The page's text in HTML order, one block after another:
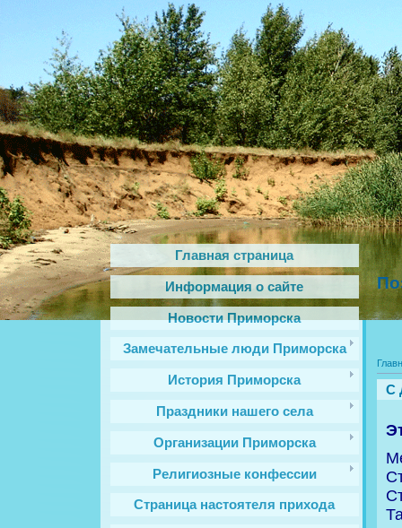
Главная страница
Информация о сайте
Новости Приморска
Замечательные люди Приморска
История Приморска
Праздники нашего села
Организации Приморска
Религиозные конфессии
Cтраница настоятеля прихода
С